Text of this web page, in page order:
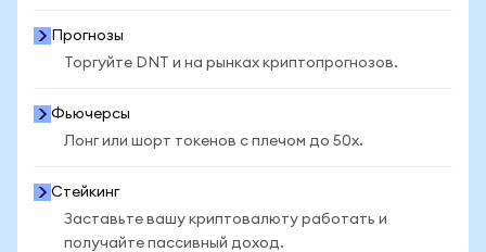
Прогнозы
Торгуйте DNT и на рынках криптопрогнозов.
Фьючерсы
Лонг или шорт токенов с плечом до 50x.
Стейкинг
Заставьте вашу криптовалюту работать и
получайте пассивный доход.